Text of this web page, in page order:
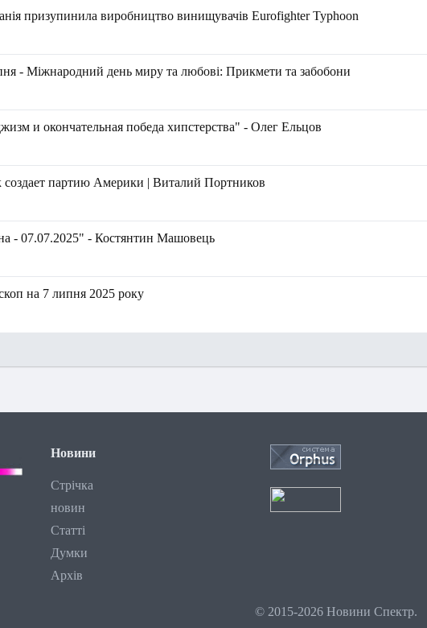
призупинила виробництво винищувачів Eurofighter Typhoon
- Міжнародний день миру та любові: Прикмети та забобони
и окончательная победа хипстерства" - Олег Ельцов
cоздает партию Америки | Виталий Портников
- 07.07.2025" - Костянтин Машовець
на 7 липня 2025 року
Новини
Стрічка
новин
Статті
Думки
Архів
© 2015-2026 Новини Спектр.